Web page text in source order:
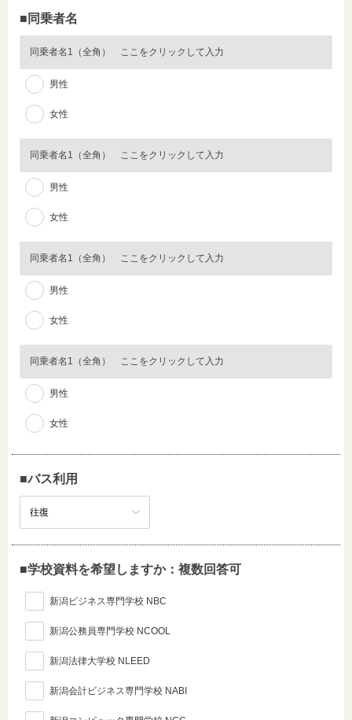
■同乗者名
男性
女性
男性
女性
男性
女性
男性
女性
■バス利用
■学校資料を希望しますか：複数回答可
新潟ビジネス専門学校 NBC
新潟公務員専門学校 NCOOL
新潟法律大学校 NLEED
新潟会計ビジネス専門学校 NABI